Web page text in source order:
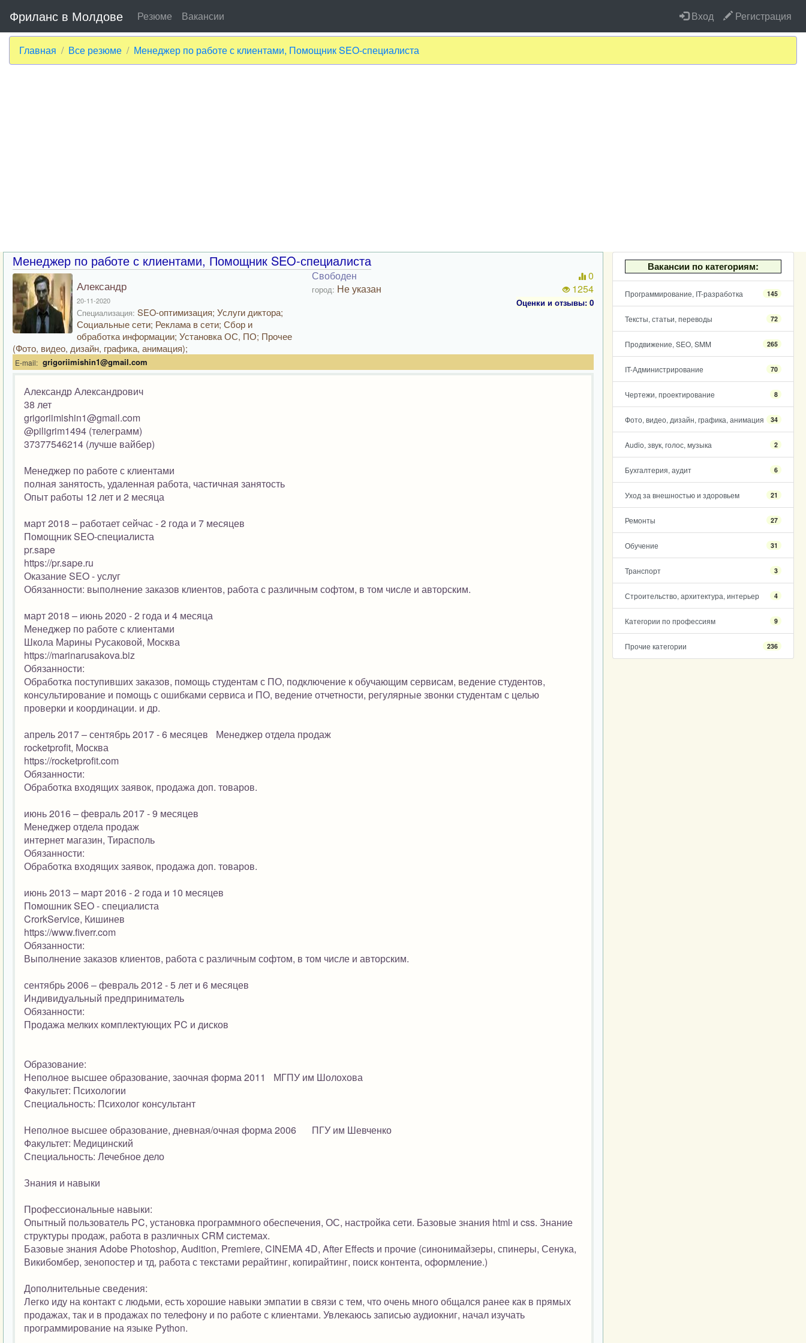
Фриланс в Молдове Резюме Вакансии Вход Регистрация
Главная Все резюме Менеджер по работе с клиентами, Помощник SEO-специалиста
Вакансии по категориям:
Программирование, IT-разработка 145
Тексты, статьи, переводы 72
Продвижение, SEO, SMM 265
IT-Администрирование 70
Чертежи, проектирование 8
Фото, видео, дизайн, графика, анимация 34
Audio, звук, голос, музыка 2
Бухгалтерия, аудит 6
Уход за внешностью и здоровьем 21
Ремонты 27
Обучение 31
Транспорт 3
Строительство, архитектура, интерьер 4
Категории по профессиям 9
Прочие категории 236
Менеджер по работе с клиентами, Помощник SEO-специалиста
Александр
20-11-2020
Специализация: SEO-оптимизация; Услуги диктора;
Социальные сети; Реклама в сети; Сбор и
обработка информации; Установка ОС, ПО; Прочее
(Фото, видео, дизайн, графика, анимация);
Свободен
город: Не указан
0
1254
Оценки и отзывы: 0
E-mail: grigoriimishin1@gmail.com
Александр Александрович
38 лет
grigoriimishin1@gmail.com
@piligrim1494 (телеграмм)
37377546214 (лучше вайбер)
Менеджер по работе с клиентами
полная занятость, удаленная работа, частичная занятость
Опыт работы 12 лет и 2 месяца
март 2018 – работает сейчас - 2 года и 7 месяцев
Помощник SEO-специалиста
pr.sape
https://pr.sape.ru
Оказание SEO - услуг
Обязанности: выполнение заказов клиентов, работа с различным софтом, в том числе и авторским.
март 2018 – июнь 2020 - 2 года и 4 месяца
Менеджер по работе с клиентами
Школа Марины Русаковой, Москва
https://marinarusakova.biz
Обязанности:
Обработка поступивших заказов, помощь студентам с ПО, подключение к обучающим сервисам, ведение студентов,
консультирование и помощь с ошибками сервиса и ПО, ведение отчетности, регулярные звонки студентам с целью
проверки и координации. и др.
апрель 2017 – сентябрь 2017 - 6 месяцев
Менеджер отдела продаж
rocketprofit, Москва
https://rocketprofit.com
Обязанности:
Обработка входящих заявок, продажа доп. товаров.
июнь 2016 – февраль 2017 - 9 месяцев
Менеджер отдела продаж
интернет магазин, Тирасполь
Обязанности:
Обработка входящих заявок, продажа доп. товаров.
июнь 2013 – март 2016 - 2 года и 10 месяцев
Помошник SEO - специалиста
CrorkService, Кишинев
https://www.fiverr.com
Обязанности:
Выполнение заказов клиентов, работа с различным софтом, в том числе и авторским.
сентябрь 2006 – февраль 2012 - 5 лет и 6 месяцев
Индивидуальный предприниматель
Обязанности:
Продажа мелких комплектующих PC и дисков
Образование:
Неполное высшее образование, заочная форма 2011
МГПУ им Шолохова
Факультет: Психологии
Специальность: Психолог консультант
Неполное высшее образование, дневная/очная форма 2006
ПГУ им Шевченко
Факультет: Медицинский
Специальность: Лечебное дело
Знания и навыки
Профессиональные навыки:
Опытный пользователь PC, установка программного обеспечения, ОС, настройка сети. Базовые знания html и css. Знание
структуры продаж, работа в различных CRM системах.
Базовые знания Adobe Photoshop, Audition, Premiere, CINEMA 4D, After Effects и прочие (синонимайзеры, спинеры, Сенука,
Викибомбер, зенопостер и тд, работа с текстами рерайтинг, копирайтинг, поиск контента, оформление.)
Дополнительные сведения:
Легко иду на контакт с людьми, есть хорошие навыки эмпатии в связи с тем, что очень много общался ранее как в прямых
продажах, так и в продажах по телефону и по работе с клиентами. Увлекаюсь записью аудиокниг, начал изучать
программирование на языке Python.